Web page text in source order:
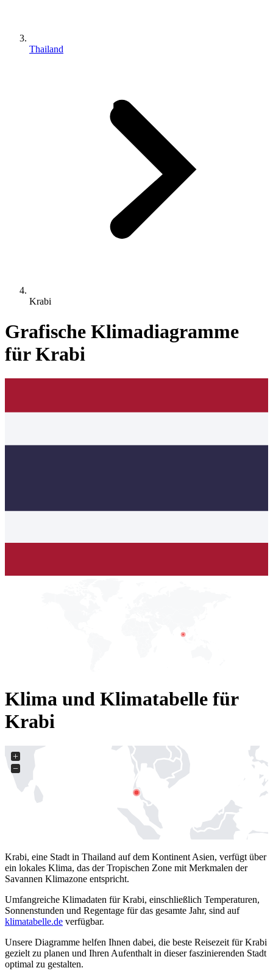
Thailand
Krabi
Grafische Klimadiagramme
für Krabi
Klima und Klimatabelle für
Krabi
+
−
Krabi, eine Stadt in Thailand auf dem Kontinent Asien, verfügt über
ein lokales Klima, das der Tropischen Zone mit Merkmalen der
Savannen Klimazone entspricht.
Umfangreiche Klimadaten für Krabi, einschließlich Temperaturen,
Sonnenstunden und Regentage für das gesamte Jahr, sind auf
klimatabelle.de verfügbar.
Unsere Diagramme helfen Ihnen dabei, die beste Reisezeit für Krabi
gezielt zu planen und Ihren Aufenthalt in dieser faszinierenden Stadt
optimal zu gestalten.